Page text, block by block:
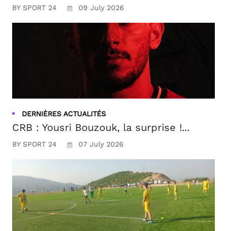
BY SPORT 24 09 July 2026
DERNIÈRES ACTUALITÉS
CRB : Yousri Bouzouk, la surprise !...
BY SPORT 24 07 July 2026